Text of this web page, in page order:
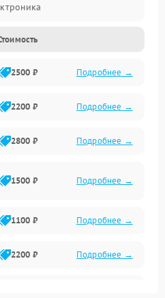
2500 ₽ Подробнее →
2200 ₽ Подробнее →
2800 ₽ Подробнее →
1500 ₽ Подробнее →
1100 ₽ Подробнее →
2200 ₽ Подробнее →